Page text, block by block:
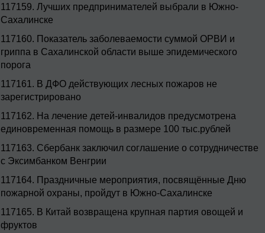
117159. Лучших предпринимателей выбрали в Южно-
Сахалинске
117160. Показатель заболеваемости суммой ОРВИ и
гриппа в Сахалинской области выше эпидемического
порога
117161. В ДФО действующих лесных пожаров не
зарегистрировано
117162. На лечение детей-инвалидов предусмотрена
единовременная помощь в размере 100 тыс.рублей
117163. Сбербанк заключил соглашение о сотрудничестве
с Эксимбанком Венгрии
117164. Праздничные мероприятия, посвящённые Дню
пожарной охраны, пройдут в Южно-Сахалинске
117165. В Китай возвращена крупная партия овощей и
фруктов